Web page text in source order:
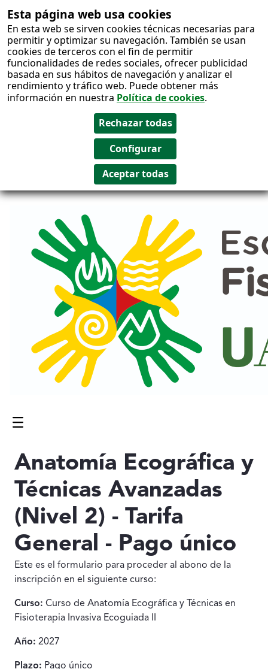
Esta página web usa cookies
En esta web se sirven cookies técnicas necesarias para
permitir y optimizar su navegación. También se usan
cookies de terceros con el fin de permitir
funcionalidades de redes sociales, ofrecer publicidad
basada en sus hábitos de navegación y analizar el
rendimiento y tráfico web. Puede obtener más
información en nuestra Política de cookies.
Salto al
contenido
Contenido principal
Anatomía Ecográfica y
Técnicas Avanzadas
(Nivel 2) - Tarifa
General - Pago único
Este es el formulario para proceder al abono de la
inscripción en el siguiente curso:
Curso: Curso de Anatomía Ecográfica y Técnicas en
Fisioterapia Invasiva Ecoguiada II
Año: 2027
Plazo: Pago único